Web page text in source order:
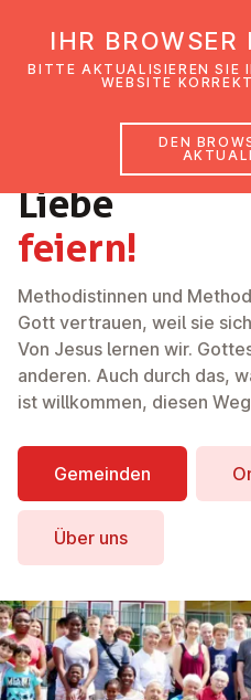
Liebe
feiern!
Methodistinnen und
Gott vertrauen, weil sie
Von Jesus lernen wir.
anderen. Auch durch das,
ist willkommen, diesen
Gemeinden
Über uns
IHR BROWSER
BITTE AKTUALISIEREN SIE
WEBSITE
DEN